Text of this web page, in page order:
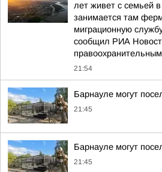
лет живет с семьей
занимается там
миграционную
сообщил РИА
21:54
Барнауле могут
21:45
Барнауле могут
21:45